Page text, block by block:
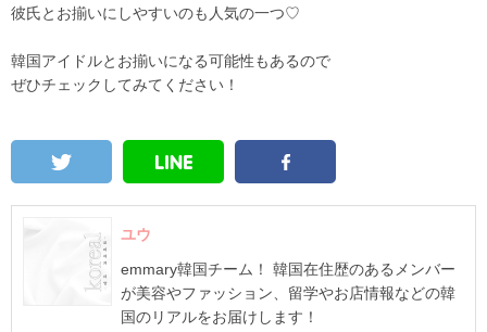
彼氏とお揃いにしやすいのも人気の一つ♡
韓国アイドルとお揃いになる可能性もあるので
ぜひチェックしてみてください！
ユウ
emmary韓国チーム！ 韓国在住歴のあるメンバー
が美容やファッション、留学やお店情報などの韓
国のリアルをお届けします！